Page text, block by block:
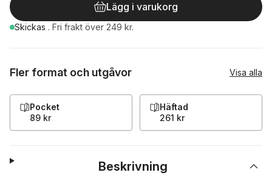
Lägg i varukorg
Skickas . Fri frakt över 249 kr.
Fler format och utgåvor Visa alla
Pocket
89 kr
Häftad
261 kr
Beskrivning